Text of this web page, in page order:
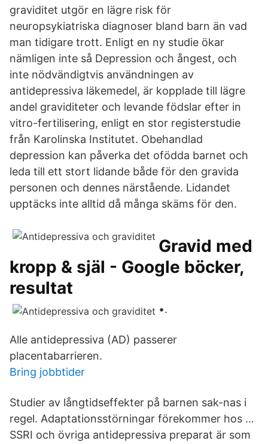
graviditet utgör en lägre risk för
neuropsykiatriska diagnoser bland barn än vad
man tidigare trott. Enligt en ny studie ökar
nämligen inte så Depression och ångest, och
inte nödvändigtvis användningen av
antidepressiva läkemedel, är kopplade till lägre
andel graviditeter och levande födslar efter in
vitro-fertilisering, enligt en stor registerstudie
från Karolinska Institutet. Obehandlad
depression kan påverka det ofödda barnet och
leda till ett stort lidande både för den gravida
personen och dennes närstående. Lidandet
upptäcks inte alltid då många skäms för den.
Gravid med
kropp & själ - Google böcker,
resultat
•.
Alle antidepressiva (AD) passerer
placentabarrieren.
Bring jobbtider
Studier av långtidseffekter på barnen sak-nas i
regel. Adaptationsstörningar förekommer hos …
SSRI och övriga antidepressiva preparat är som